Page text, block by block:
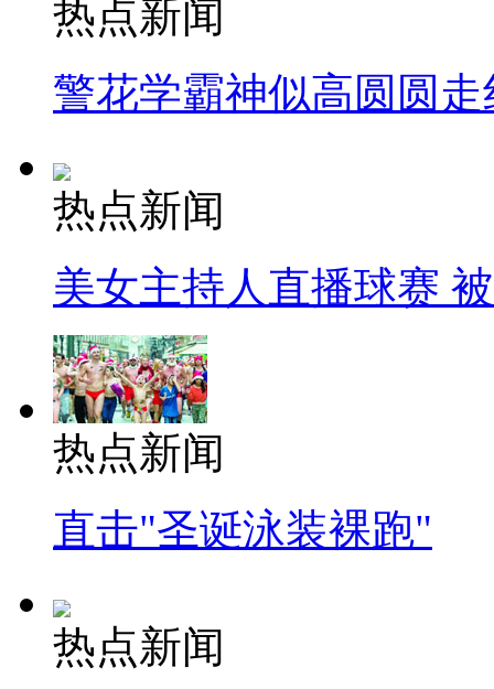
热点新闻
警花学霸神似高圆圆走
热点新闻
美女主持人直播球赛
热点新闻
直击"圣诞泳装裸跑"
热点新闻